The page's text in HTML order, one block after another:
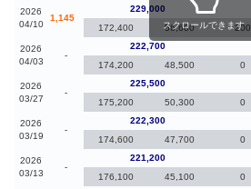
2026
04/10
1,145
229,000
172,400
56,600 200
2026
04/03
-
222,700
174,200
48,500 0
2026
03/27
-
225,500
175,200
50,300 0
2026
03/19
-
222,300
174,600
47,700 0
2026
03/13
-
221,200
176,100
45,100 0
スクロールできます